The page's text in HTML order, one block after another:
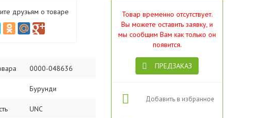
друзьям о товаре
0000-048636
Бурунди
UNC
Товар временно отсутствует.
Вы можете оставить заявку, и
мы сообщим Вам как только он
появится.
ПРЕДЗАКАЗ
Добавить в избранное